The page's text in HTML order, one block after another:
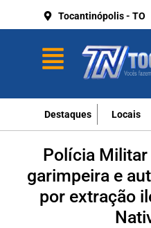
Tocantinópolis - TO
Destaques Locais
Polícia Militar
garimpeira e
por extração